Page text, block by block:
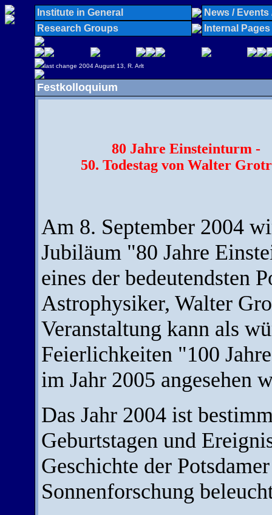
Institute in General
News /
Research Groups
Internal Pages
last change 2004 August 13, R. Arlt
Festkolloquium
80 Jahre Einsteinturm -
50. Todestag von Walter
Am 8. September 2004
Jubiläum "80 Jahre
eines der bedeutendsten
Astrophysiker, Walter
Veranstaltung kann als
Feierlichkeiten "100
im Jahr 2005 angesehen
Das Jahr 2004 ist
Geburtstagen und
Geschichte der
Sonnenforschung